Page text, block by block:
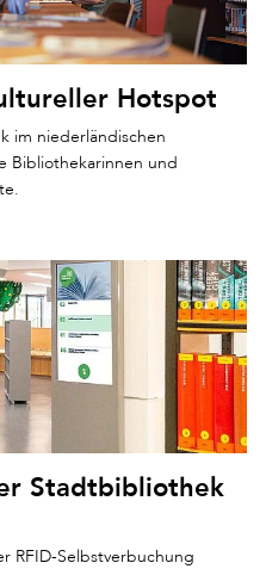
Hotspot
im niederländischen
Bibliothekarinnen und
Stadtbibliothek
RFID-Selbstverbuchung